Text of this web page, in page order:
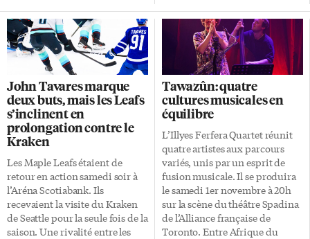
désormais quasiment […]
sortie du lanceur Trey
Yesavage. L’offensive des Jays a
fait le travail et a donné le ton.
Addison Barger et Vladimir
Guerrero Jr. ont frappé des
coups de circuit alors que Ernie
Clement a également bien fait
au bâton. George Springer,
atteint par une balle rapide au
genou lors du match 5 à […]
murmure, il se soupire, parfois
il se maudit. Origines et
histoire Le Pinot Noir est l’un
des plus anciens cépages encore
cultivés. Ses racines plongent
dans la Bourgogne il y a plus de
deux millénaires, bien avant
que Jules César n’ait goûté son
premier verre de Falernien. […]
John Tavares marque
deux buts, mais les Leafs
s’inclinent en
prolongation contre le
Kraken
Les Maple Leafs étaient de
retour en action samedi soir à
l’Aréna Scotiabank. Ils
recevaient la visite du Kraken
de Seattle pour la seule fois de la
saison. Une rivalité entre les
Tawazûn: quatre
cultures musicales en
équilibre
L’Illyes Ferfera Quartet réunit
quatre artistes aux parcours
variés, unis par un esprit de
fusion musicale. Il se produira
le samedi 1er novembre à 20h
sur la scène du théâtre Spadina
de l’Alliance française de
Toronto. Entre Afrique du